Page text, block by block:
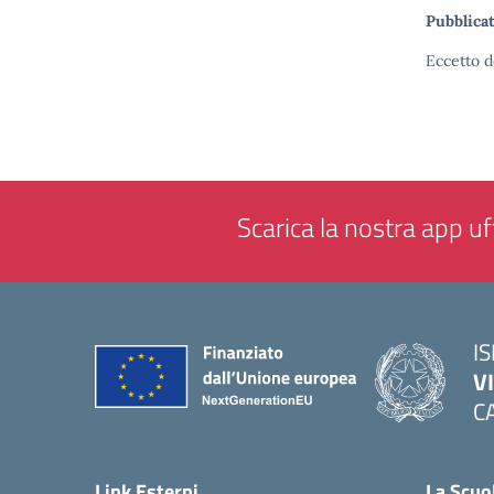
Eccetto
Scarica la nostra app